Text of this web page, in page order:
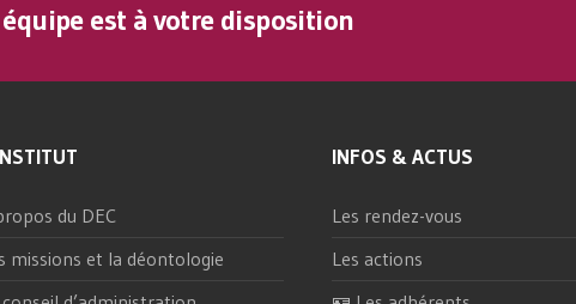
est à votre disposition
du DEC
missions et la déontologie
INFOS & ACTUS
Les rendez-vous
Les actions